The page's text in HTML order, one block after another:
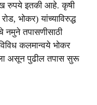
रुपये इतकी आहे. कृषी
भोकर) यांच्याविरुद्ध
तपासणीसाठी
कलमान्वये भोकर
असून पुढील तपास सुरू